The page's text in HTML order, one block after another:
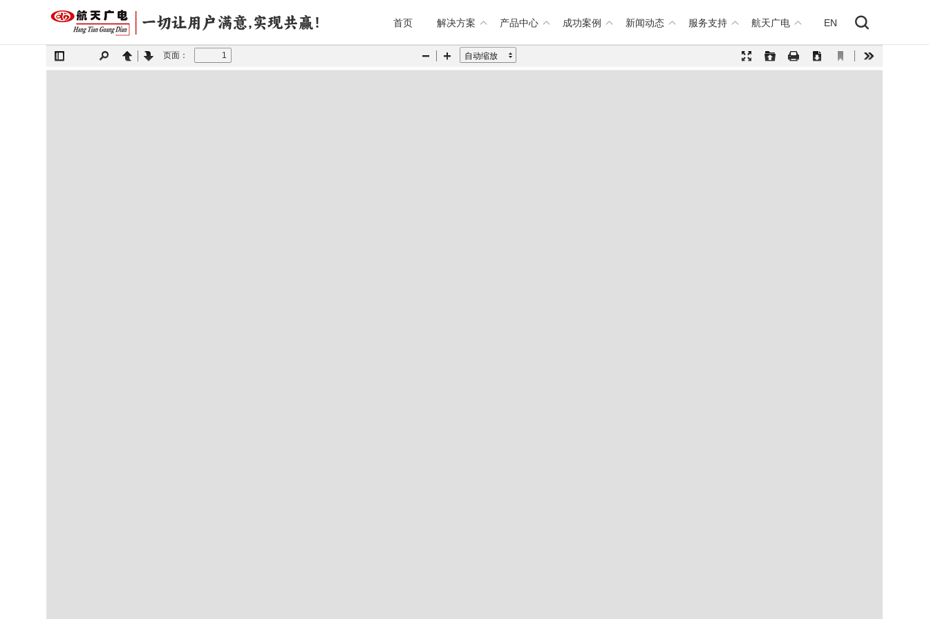
首页 解决方案 产品中心 成功案例 新闻动态 服务支持 航天广电 EN